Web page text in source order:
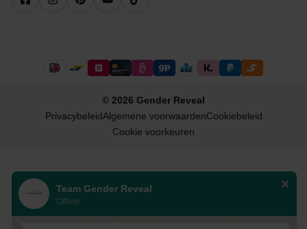
© 2026 Gender Reveal
PrivacybeleidAlgemene voorwaardenCookiebeleid
Cookie voorkeuren
Team Gender Reveal
Offline